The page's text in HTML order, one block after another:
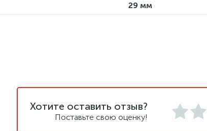
29 мм
Хотите оставить отзыв?
Поставьте свою оценку!